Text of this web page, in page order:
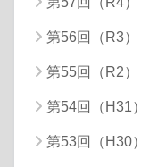
第56回（R3）
第55回（R2）
第54回（H31）
第53回（H30）